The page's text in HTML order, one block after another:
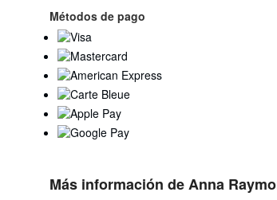
Unidos
de
America
Métodos de pago
Más información de Anna